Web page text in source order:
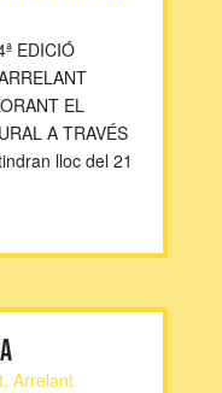
EDICIÓ
EL
A TRAVÉS
lloc del 21
, Arrelant